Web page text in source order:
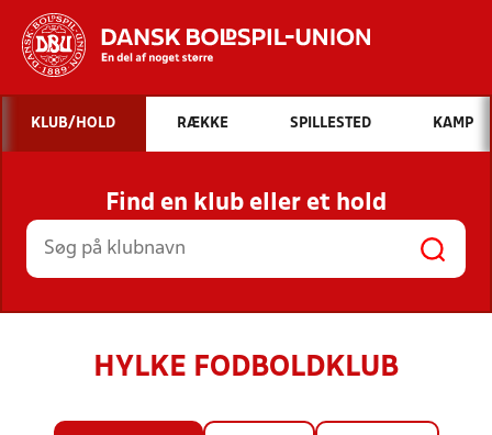
Hvad vil du søge efter?
INDHOLD OG NYHEDER
STILLINGER, RESULTATER, KLUBBER OG
HOLD
KLUB/HOLD RÆKKE SPILLESTED KAMP
Find en klub eller et hold
HYLKE FODBOLDKLUB